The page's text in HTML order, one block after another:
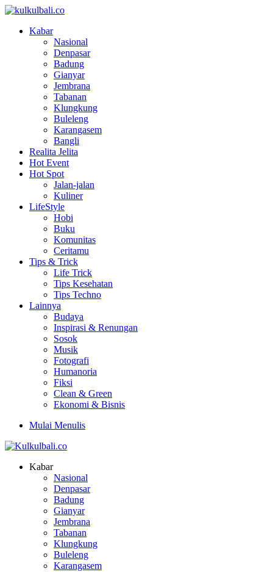
Kabar
Nasional
Denpasar
Badung
Gianyar
Jembrana
Tabanan
Klungkung
Buleleng
Karangasem
Bangli
Realita Jelita
Hot Event
Hot Spot
Jalan-jalan
Kuliner
LifeStyle
Hobi
Buku
Komunitas
Ceritamu
Tips & Trick
Life Trick
Tips Kesehatan
Tips Techno
Lainnya
Budaya
Inspirasi & Renungan
Sosok
Musik
Fotografi
Humanoria
Fiksi
Clean & Green
Ekonomi & Bisnis
Mulai Menulis
Kabar
Nasional
Denpasar
Badung
Gianyar
Jembrana
Tabanan
Klungkung
Buleleng
Karangasem